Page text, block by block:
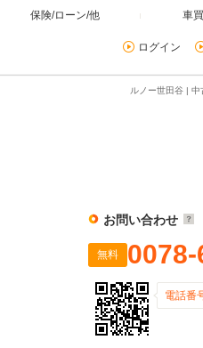
保険/ローン/他 車
ログイン
ルノー世田谷 | 中
お問い合わせ
無料
電話番